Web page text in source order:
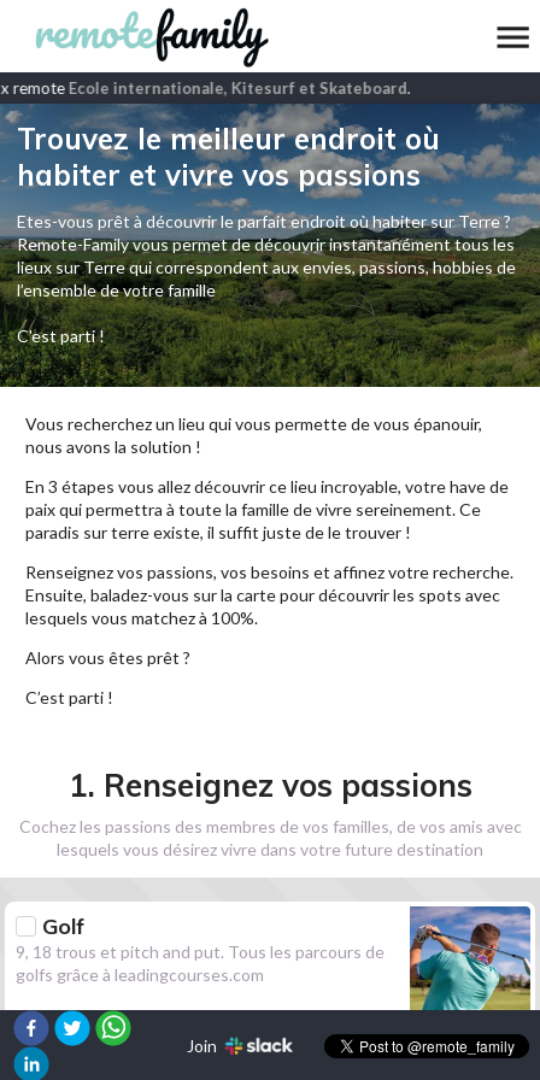
remoteEcole internationale, Kitesurf et Skateboard.
Trouvez le meilleur endroit où
habiter et vivre vos passions
Etes-vous prêt à découvrir le parfait endroit où habiter sur Terre ?
Remote-Family vous permet de découvrir instantanément tous les
lieux sur Terre qui correspondent aux envies, passions, hobbies de
l’ensemble de votre famille
C'est parti !
Vous recherchez un lieu qui vous permette de vous épanouir,
nous avons la solution !
En 3 étapes vous allez découvrir ce lieu incroyable, votre have de
paix qui permettra à toute la famille de vivre sereinement. Ce
paradis sur terre existe, il suffit juste de le trouver !
Renseignez vos passions, vos besoins et affinez votre recherche.
Ensuite, baladez-vous sur la carte pour découvrir les spots avec
lesquels vous matchez à 100%.
Alors vous êtes prêt ?
C’est parti !
1. Renseignez vos passions
Cochez les passions des membres de vos familles, de vos amis avec
lesquels vous désirez vivre dans votre future destination
Golf
9, 18 trous et pitch and put. Tous les parcours de
golfs grâce à leadingcourses.com
Randonnée
Join